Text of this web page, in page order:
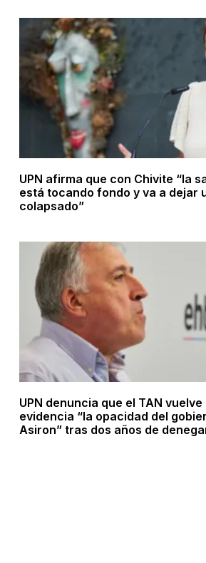
UPN afirma que con Chivite “la
está tocando fondo y va a dejar
colapsado”
UPN denuncia que el TAN
evidencia “la opacidad del
Asiron” tras dos años de